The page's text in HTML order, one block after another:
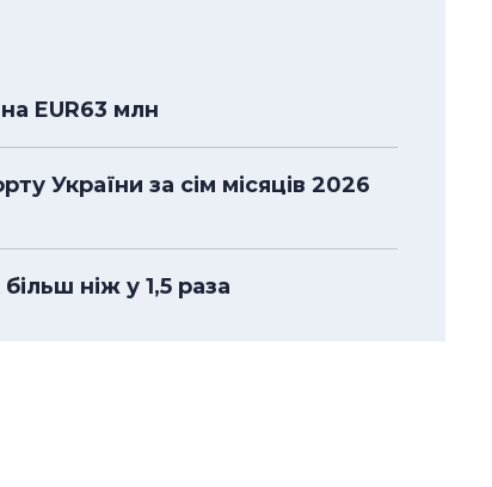
EUR63 млн
України за сім місяців 2026
ніж у 1,5 раза